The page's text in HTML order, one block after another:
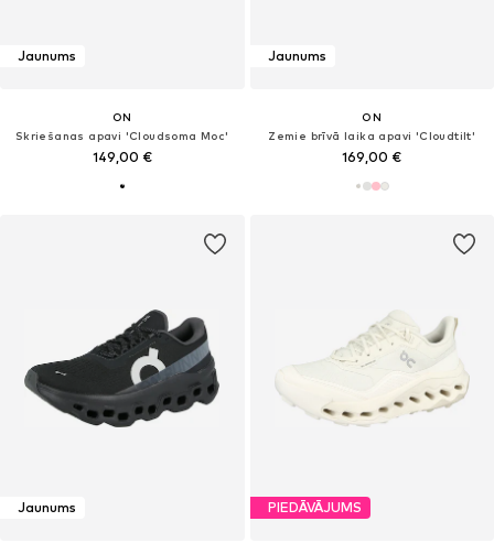
Jaunums
ON
Skriešanas apavi 'Cloudsoma Moc'
149,00 €
Jaunums
ON
Zemie brīvā laika apavi 'Cloudtilt'
169,00 €
Jaunums PIEDĀVĀJUMS